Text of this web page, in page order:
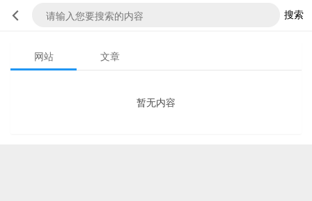
搜索
网站 文章
暂无内容